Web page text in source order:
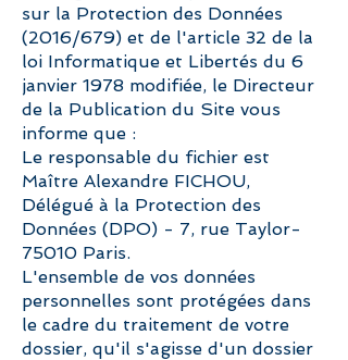
sur la Protection des Données
(2016/679) et de l'article 32 de la
loi Informatique et Libertés du 6
janvier 1978 modifiée, le Directeur
de la Publication du Site vous
informe que :
Le responsable du fichier est
Maître Alexandre FICHOU,
Délégué à la Protection des
Données (DPO) - 7, rue Taylor-
75010 Paris.
L'ensemble de vos données
personnelles sont protégées dans
le cadre du traitement de votre
dossier, qu'il s'agisse d'un dossier